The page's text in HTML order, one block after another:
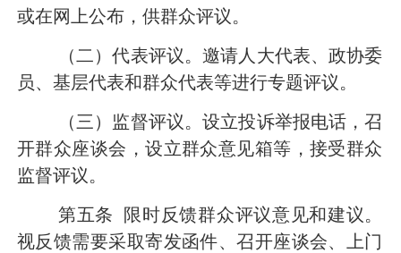
或在网上公布，供群众评议。
（二）代表评议。邀请人大代表、政协委
员、基层代表和群众代表等进行专题评议。
（三）监督评议。设立投诉举报电话，召
开群众座谈会，设立群众意见箱等，接受群众
监督评议。
第五条
限时反馈群众评议意见和建议。
视反馈需要采取寄发函件、召开座谈会、上门